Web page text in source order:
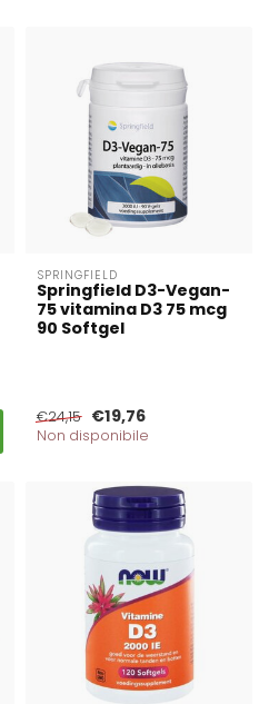
SPRINGFIELD
Springfield D3-Vegan-
75 vitamina D3 75 mcg
90 Softgel
€24,15 €19,76
Non disponibile